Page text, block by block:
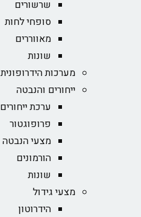
שרשורים
סופחי לחות
מאווררים
שונות
מערכות הידרופונית
ייחורים והנבטה
ערכת ייחורים
פרופוגטור
מצעי הנבטה
הורמונים
שונות
מצעי גידול
הידרוטון